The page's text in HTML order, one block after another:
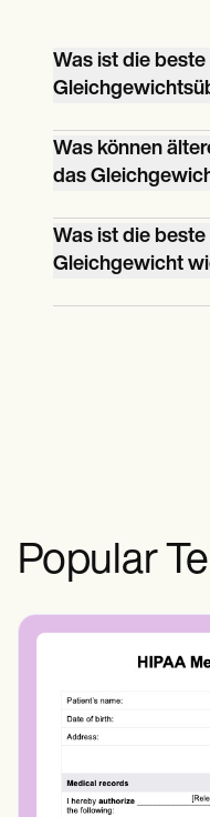
Was ist die beste
Die beste
Senioren ist die
zur Verbesserung
Stärkung der
Was können
das
Ältere Menschen
Gleichgewicht
eine Vielzahl von
Yoga und
Was ist die
Gleichgewicht
Die beste Übung
Popular